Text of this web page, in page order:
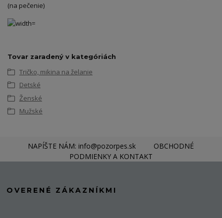
(na pečenie)
Tovar zaradený v kategóriách
Tričko, mikina na želanie
Detské
Ženské
Mužské
NAPÍŠTE NÁM: info@pozorpes.sk
OBCHODNÉ
PODMIENKY A KONTAKT
OVERENÉ ZÁKAZNÍKMI